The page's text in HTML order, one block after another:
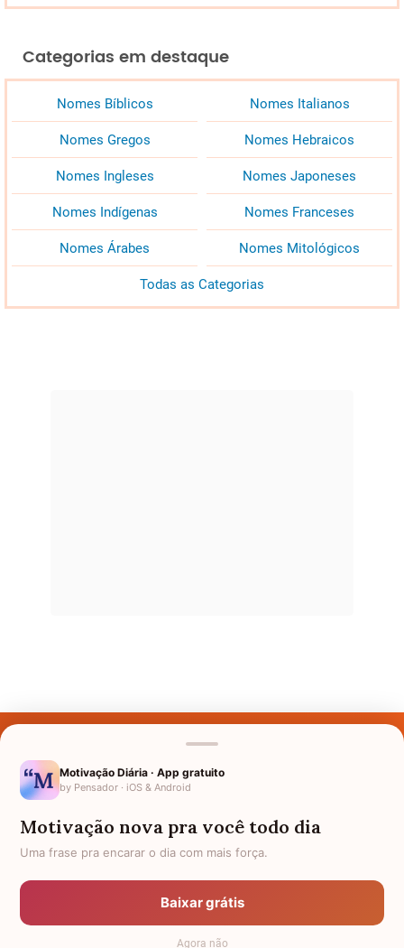
Categorias em destaque
Nomes Bíblicos Nomes Italianos
Nomes Gregos Nomes Hebraicos
Nomes Ingleses Nomes Japoneses
Nomes Indígenas Nomes Franceses
Nomes Árabes Nomes Mitológicos
Todas as Categorias
Nomes pelo Mundo
Política de Privacidade
Anuncie
Motivação Diária · App gratuito
by Pensador · iOS & Android
Motivação nova pra você todo dia
Uma frase pra encarar o dia com mais força.
Baixar grátis
Agora não